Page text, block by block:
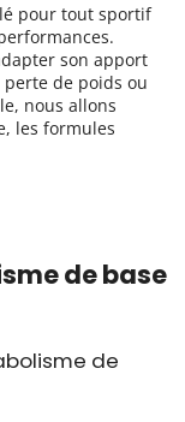
pour tout sportif
son apport
de poids ou
nous allons
les formules
de base
de